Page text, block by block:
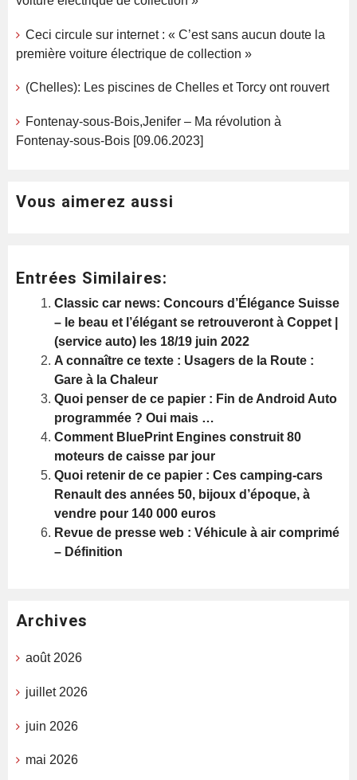
Ceci circule sur internet : « C’est sans aucun doute la
première voiture électrique de collection »
(Chelles): Les piscines de Chelles et Torcy ont rouvert
Fontenay-sous-Bois,Jenifer – Ma révolution à
Fontenay-sous-Bois [09.06.2023]
Vous aimerez aussi
Entrées Similaires:
Classic car news: Concours d’Élégance Suisse
– le beau et l’élégant se retrouveront à Coppet |
(service auto) les 18/19 juin 2022
A connaître ce texte : Usagers de la Route :
Gare à la Chaleur
Quoi penser de ce papier : Fin de Android Auto
programmée ? Oui mais …
Comment BluePrint Engines construit 80
moteurs de caisse par jour
Quoi retenir de ce papier : Ces camping-cars
Renault des années 50, bijoux d’époque, à
vendre pour 140 000 euros
Revue de presse web : Véhicule à air comprimé
– Définition
Archives
août 2026
juillet 2026
juin 2026
mai 2026